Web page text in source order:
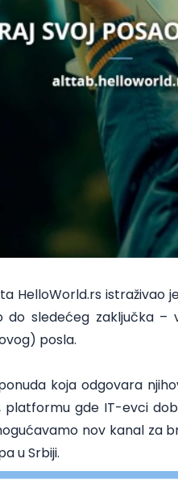
HelloWorld.rs istraživao
do sledećeg zaključka
posla.
koja odgovara
platformu gde IT-evci
nov kanal za
u Srbiji.